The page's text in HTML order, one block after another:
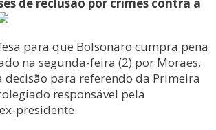
para que Bolsonaro cumpra pena
na segunda-feira (2) por Moraes,
decisão para referendo da Primeira
responsável pela
presidente.